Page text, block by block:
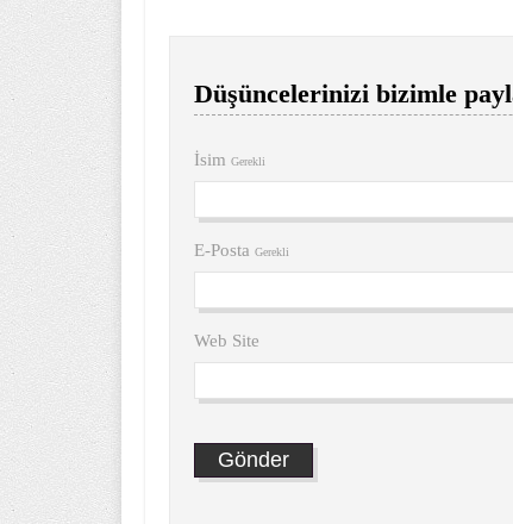
Düşüncelerinizi bizimle
İsim Gerekli
E-Posta Gerekli
Web Site